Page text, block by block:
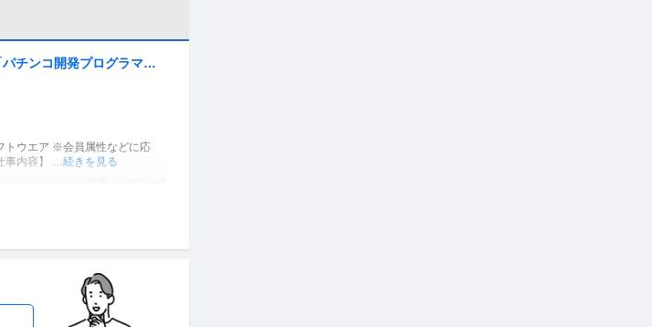
チンコ開発プログラマ」
トウエア ※会員属性などに応
内容】 …続きを見る
略～実行まで 株式会社セブン
目指す
…続きを見る